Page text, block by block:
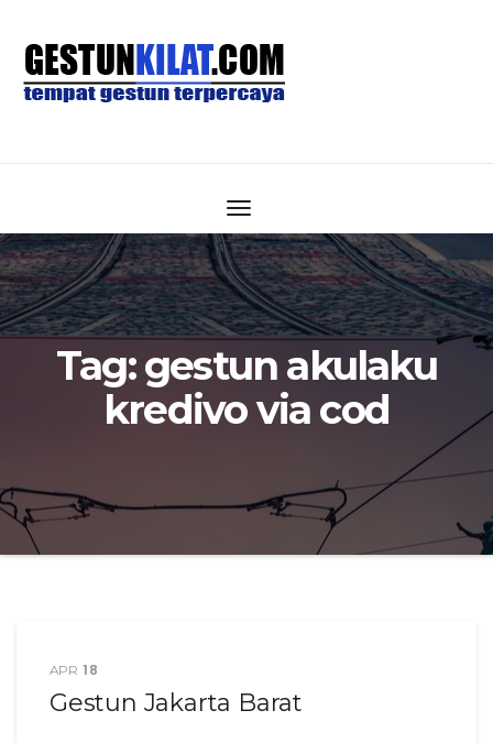
Tag:gestun akulaku
kredivo via cod
APR 18
Gestun Jakarta Barat